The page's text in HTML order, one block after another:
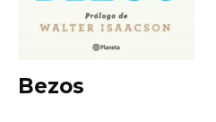
Bezos